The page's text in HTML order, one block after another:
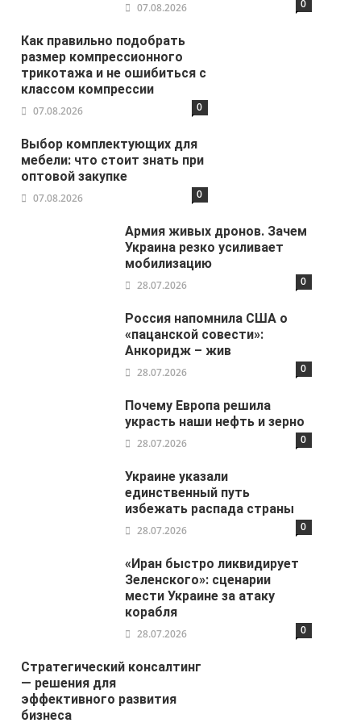
07.08.2026 0
Как правильно подобрать
размер компрессионного
трикотажа и не ошибиться с
классом компрессии
07.08.2026 0
Выбор комплектующих для
мебели: что стоит знать при
оптовой закупке
07.08.2026 0
Армия живых дронов. Зачем
Украина резко усиливает
мобилизацию
28.07.2026 0
Россия напомнила США о
«пацанской совести»:
Анкоридж – жив
28.07.2026 0
Почему Европа решила
украсть наши нефть и зерно
28.07.2026 0
Украине указали
единственный путь
избежать распада страны
28.07.2026 0
«Иран быстро ликвидирует
Зеленского»: сценарии
мести Украине за атаку
корабля
28.07.2026 0
Стратегический консалтинг
— решения для
эффективного развития
бизнеса